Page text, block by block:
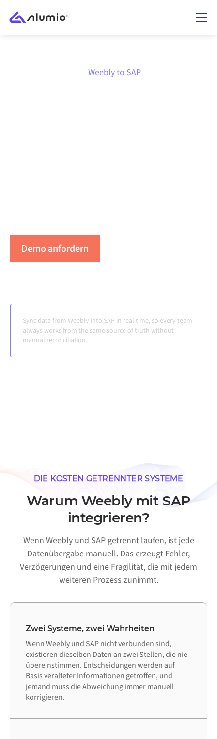
Weebly to SAP
Demo anfordern
Sync data from Weebly into SAP in real time, so every team
always works from the same source of truth without
manual reconciliation.
DIE KOSTEN GETRENNTER SYSTEME
Warum Weebly mit SAP
integrieren?
Wenn Weebly und SAP getrennt laufen, ist jede
Datenübergabe manuell. Das erzeugt Fehler,
Verzögerungen und eine Fragilität, die mit jedem
weiteren Prozess zunimmt.
Zwei Systeme, zwei Wahrheiten
Wenn Weebly und SAP nicht verbunden sind,
existieren dieselben Daten an zwei Stellen, die nie
übereinstimmen. Entscheidungen werden auf
Basis veralteter Informationen getroffen, und
jemand muss die Abweichung immer manuell
korrigieren.